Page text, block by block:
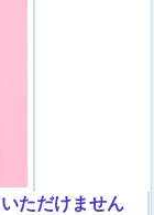
ただけません